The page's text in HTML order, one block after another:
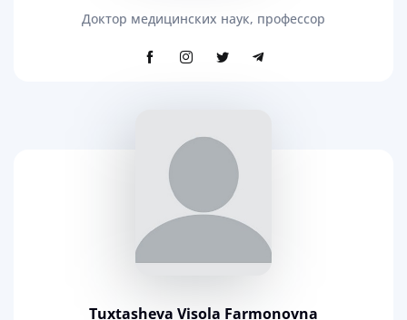
Доктор медицинских наук, профессор
Tuxtasheva Visola Farmonovna